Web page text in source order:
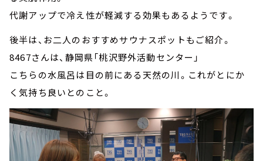
代謝アップで冷え性が軽減する効果もあるようです。
後半は、お二人のおすすめサウナスポットもご紹介。
8467さんは、静岡県「桃沢野外活動センター」
こちらの水風呂は目の前にある天然の川。これがとにか
く気持ち良いとのこと。